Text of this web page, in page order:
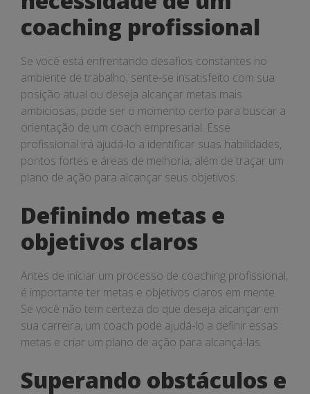
coaching profissional
Se você está enfrentando desafios constantes no
ambiente de trabalho, sente-se insatisfeito com sua
posição atual ou deseja alcançar metas mais
ambiciosas, pode ser o momento certo para buscar a
orientação de um coach empresarial. Esse
profissional irá ajudá-lo a identificar suas habilidades,
pontos fortes e áreas de melhoria, além de traçar um
plano de ação para alcançar seus objetivos.
Definindo metas e
objetivos claros
Antes de iniciar um processo de coaching profissional,
é importante ter metas e objetivos claros em mente.
Se você não tem certeza do que deseja alcançar em
sua carreira, um coach pode ajudá-lo a definir essas
metas e criar um plano de ação para alcançá-las.
Superando obstáculos e